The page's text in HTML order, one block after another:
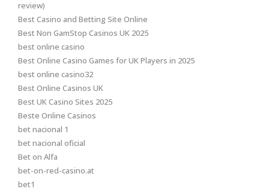
review)
Best Casino and Betting Site Online
Best Non GamStop Casinos UK 2025
best online casino
Best Online Casino Games for UK Players in 2025
best online casino32
Best Online Casinos UK
Best UK Casino Sites 2025
Beste Online Casinos
bet nacional 1
bet nacional oficial
Bet on Alfa
bet-on-red-casino.at
bet1